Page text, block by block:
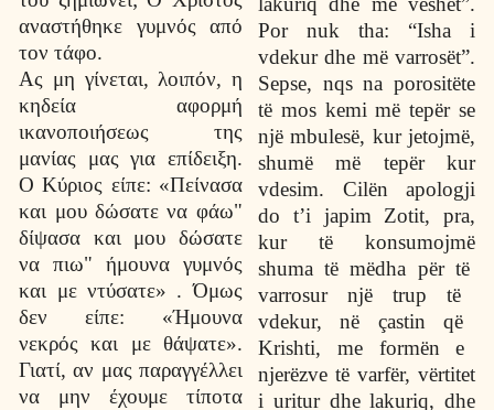
αναστήθηκε γυμνός από
τον τάφο.
Ας μη γίνεται, λοιπόν, η
κηδεία αφορμή
ικανοποιήσεως της
μανίας μας για επίδειξη.
Ο Κύριος είπε: «Πείνασα
και μου δώσατε να φάω"
δίψασα και μου δώσατε
να πιω" ήμουνα γυμνός
και με ντύσατε» . Όμως
δεν είπε: «Ήμουνα
νεκρός και με θάψατε».
Γιατί, αν μας παραγγέλλει
να μην έχουμε τίποτα
Por nuk tha: “Isha i
vdekur dhe mëvarrosët”.
Sepse, nqs na porositëte
të mos kemi më tepër se
një mbulesë, kur jetojmë,
shumë më tepër kur
vdesim. Cilën apologji
do t’i japim Zotit, pra,
kur të konsumojmë
shuma të mëdha për të
varrosur një trup të
vdekur, në çastin që
Krishti, me formën e
njerëzve të varfër, vërtitet
i uritur dhe lakuriq, dhe